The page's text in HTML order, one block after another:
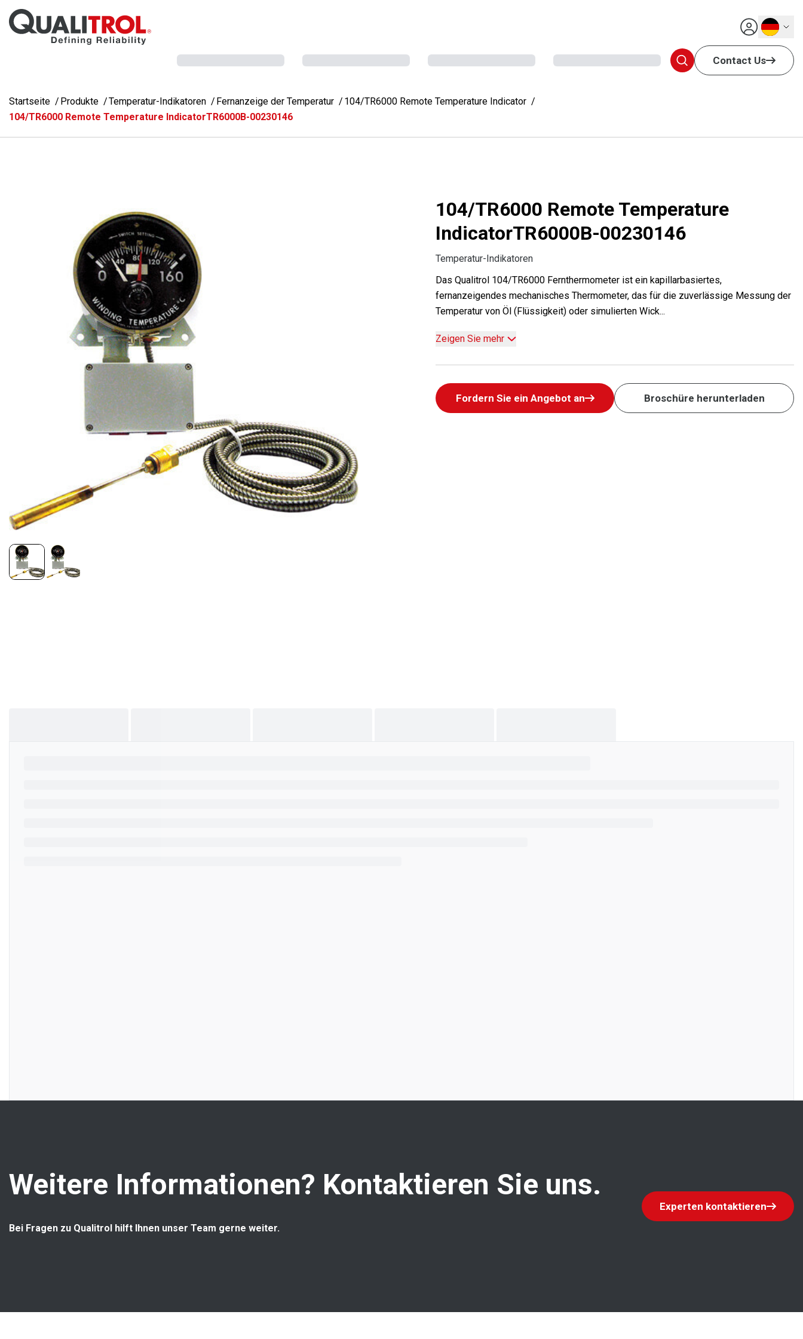
Überspringen Sie zum Hauptmenü
Deutsch
Contact Us
Startseite Produkte Temperatur-Indikatoren Fernanzeige der Temperatur
104/TR6000 Remote Temperature Indicator
104/TR6000 Remote Temperature IndicatorTR6000B-00230146
104/TR6000 Remote Temperature
IndicatorTR6000B-00230146
Temperatur-Indikatoren
Das Qualitrol 104/TR6000 Fernthermometer ist ein kapillarbasiertes,
fernanzeigendes mechanisches Thermometer, das für die zuverlässige Messung der
Temperatur von Öl (Flüssigkeit) oder simulierten Wick...
Zeigen Sie mehr
Fordern Sie ein Angebot an Broschüre herunterladen
Weitere Informationen? Kontaktieren Sie uns.
Bei Fragen zu Qualitrol hilft Ihnen unser Team gerne weiter.
Experten kontaktieren